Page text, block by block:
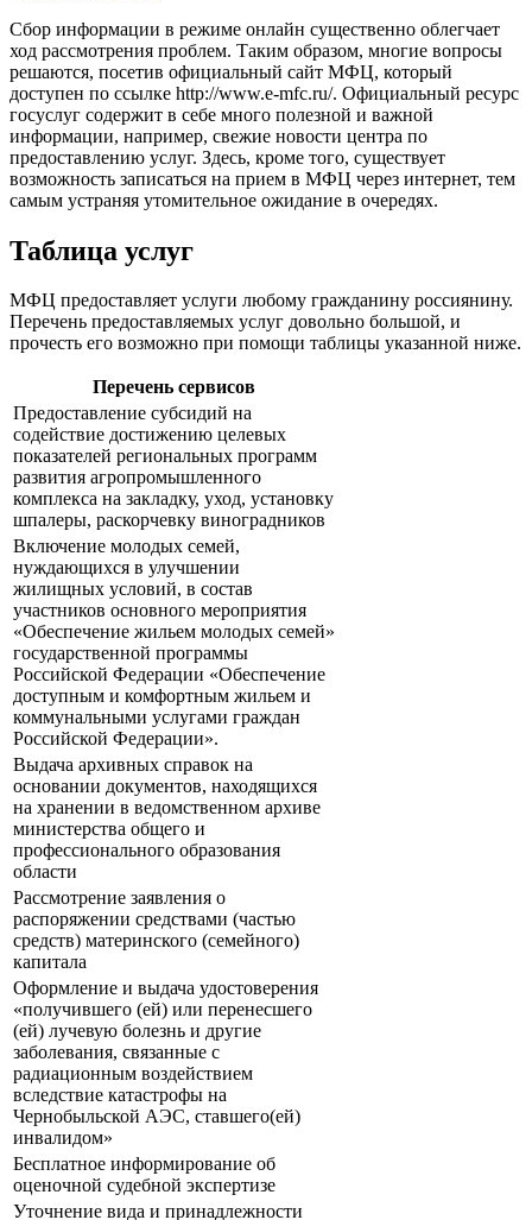
Сбор информации в режиме онлайн существенно облегчает
ход рассмотрения проблем. Таким образом, многие вопросы
решаются, посетив официальный сайт МФЦ, который
доступен по ссылке http://www.e-mfc.ru/. Официальный ресурс
госуслуг содержит в себе много полезной и важной
информации, например, свежие новости центра по
предоставлению услуг. Здесь, кроме того, существует
возможность записаться на прием в МФЦ через интернет, тем
самым устраняя утомительное ожидание в очередях.
Таблица услуг
МФЦ предоставляет услуги любому гражданину россиянину.
Перечень предоставляемых услуг довольно большой, и
прочесть его возможно при помощи таблицы указанной ниже.
Перечень сервисов
Предоставление субсидий на
содействие достижению целевых
показателей региональных программ
развития агропромышленного
комплекса на закладку, уход, установку
шпалеры, раскорчевку виноградников
Включение молодых семей,
нуждающихся в улучшении
жилищных условий, в состав
участников основного мероприятия
«Обеспечение жильем молодых семей»
государственной программы
Российской Федерации «Обеспечение
доступным и комфортным жильем и
коммунальными услугами граждан
Российской Федерации».
Выдача архивных справок на
основании документов, находящихся
на хранении в ведомственном архиве
министерства общего и
профессионального образования
области
Рассмотрение заявления о
распоряжении средствами (частью
средств) материнского (семейного)
капитала
Оформление и выдача удостоверения
«получившего (ей) или перенесшего
(ей) лучевую болезнь и другие
заболевания, связанные с
радиационным воздействием
вследствие катастрофы на
Чернобыльской АЭС, ставшего(ей)
инвалидом»
Бесплатное информирование об
оценочной судебной экспертизе
Уточнение вида и принадлежности